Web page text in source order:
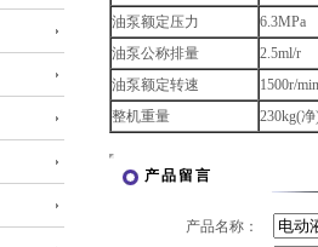
油泵额定压力
6.3MPa
油泵公称排量
2.5ml/r
油泵额定转速
1500r/min
整机重量
230kg(
产品留言
产品名称：